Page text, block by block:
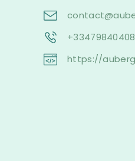
+33479840408
https://